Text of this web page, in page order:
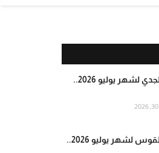
توقعات برج الجدي لشهر يوليو 2026..
توقعات برج القوس لشهر يوليو 2026..